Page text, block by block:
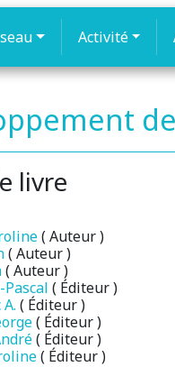
Activité
livre
( Auteur )
( Auteur )
( Auteur )
( Éditeur )
( Éditeur )
( Éditeur )
( Éditeur )
( Éditeur )